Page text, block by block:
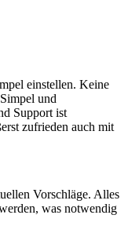
einstellen. Keine
und
Support ist
zufrieden auch mit
Vorschläge. Alles
was notwendig